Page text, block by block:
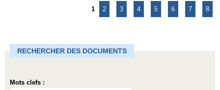
1 2 3 4 5 6 7 8
RECHERCHER DES DOCUMENTS
Mots clefs :